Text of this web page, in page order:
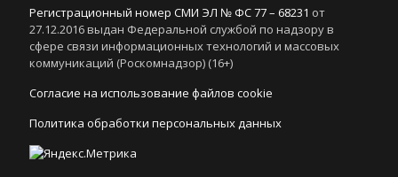
Регистрационный номер СМИ ЭЛ № ФС 77 – 68231 от
27.12.2016 выдан Федеральной службой по надзору в
сфере связи информационных технологий и массовых
коммуникаций (Роскомнадзор) (16+)
Согласие на использование файлов cookie
Политика обработки персональных данных